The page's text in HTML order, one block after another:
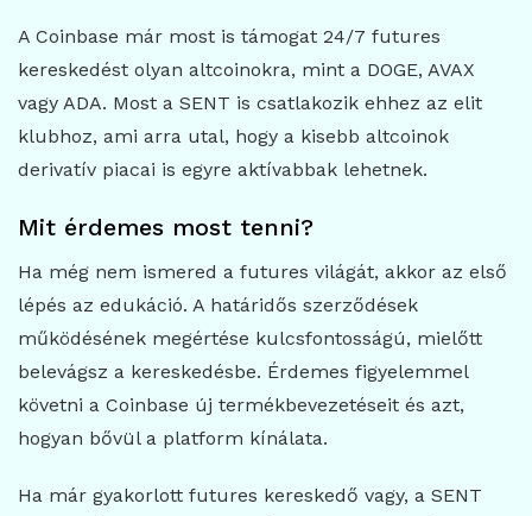
A Coinbase már most is támogat 24/7 futures
kereskedést olyan altcoinokra, mint a DOGE, AVAX
vagy ADA. Most a SENT is csatlakozik ehhez az elit
klubhoz, ami arra utal, hogy a kisebb altcoinok
derivatív piacai is egyre aktívabbak lehetnek.
Mit érdemes most tenni?
Ha még nem ismered a futures világát, akkor az első
lépés az edukáció. A határidős szerződések
működésének megértése kulcsfontosságú, mielőtt
belevágsz a kereskedésbe. Érdemes figyelemmel
követni a Coinbase új termékbevezetéseit és azt,
hogyan bővül a platform kínálata.
Ha már gyakorlott futures kereskedő vagy, a SENT